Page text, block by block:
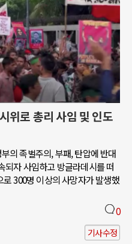
위로 총리 사임 및 인도
의 족벌주의, 부패, 탄압에 반대
되자 사임하고 방글라데시를 떠
300명 이상의 사망자가 발생했
0
기사수정